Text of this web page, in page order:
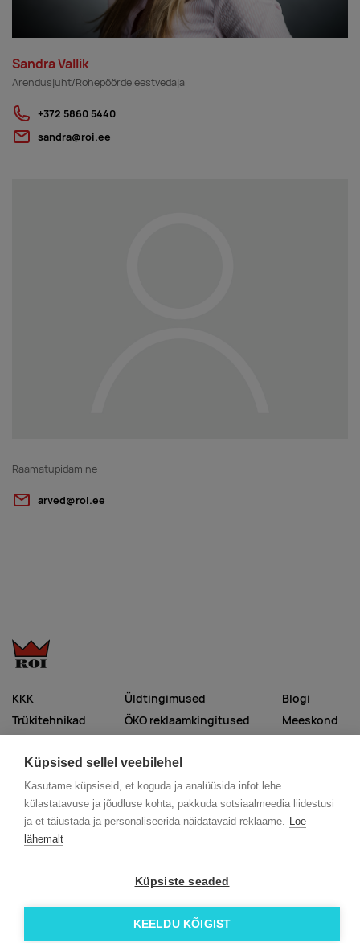
Küpsised sellel veebilehel
Kasutame küpsiseid, et koguda ja analüüsida infot lehe
külastatavuse ja jõudluse kohta, pakkuda sotsiaalmeedia liidestusi
ja et täiustada ja personaliseerida näidatavaid reklaame. Loe
lähemalt
Küpsiste seaded
KEELDU KÕIGIST
Sandra Vallik
Arendusjuht/Rohepöörde eestvedaja
+372 5860 5440
sandra@roi.ee
Raamatupidamine
arved@roi.ee
KKK
Trükitehnikad
Üldtingimused
ÖKO reklaamkingitused
Blogi
Meeskond
Facebook
Instagram
Linkedin
© 2026 Roi OÜ | Kõik õigused on kaitstud.